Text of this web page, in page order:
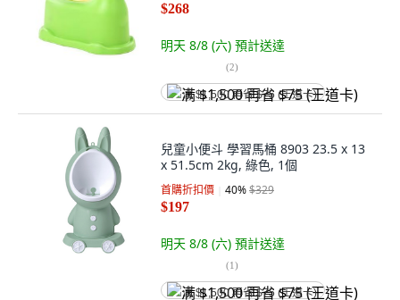
$268
明天 8/8 (六) 預計送達
(2)
满 $1,500 再省 $75 (王道卡)
兒童小便斗 學習馬桶 8903 23.5 x 13
x 51.5cm 2kg, 綠色, 1個
首購折扣價 40%$329
$197
明天 8/8 (六) 預計送達
(1)
满 $1,500 再省 $75 (王道卡)